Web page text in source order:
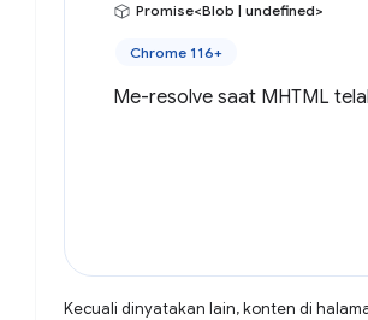
Promise<Blob | undefined>
Chrome 116+
Me-resolve saat MHTML
Kecuali dinyatakan lain, konten di